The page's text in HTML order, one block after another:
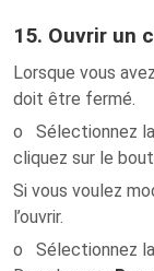
15. Ouvrir un
Lorsque vous
doit être fermé.
o Sélectionnez
cliquez sur le
Si vous voulez
l’ouvrir.
o Sélectionnez